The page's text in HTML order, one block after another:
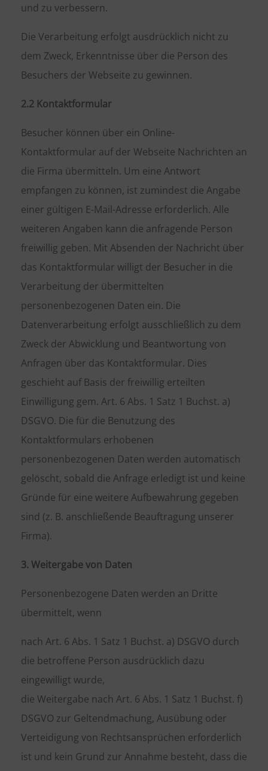
und zu verbessern.
Die Verarbeitung erfolgt ausdrücklich nicht zu
dem Zweck, Erkenntnisse über die Person des
Besuchers der Webseite zu gewinnen.
2.2 Kontaktformular
Besucher können über ein Online-
Kontaktformular auf der Webseite Nachrichten an
die Firma übermitteln. Um eine Antwort
empfangen zu können, ist zumindest die Angabe
einer gültigen E-Mail-Adresse erforderlich. Alle
weiteren Angaben kann die anfragende Person
freiwillig geben. Mit Absenden der Nachricht über
das Kontaktformular willigt der Besucher in die
Verarbeitung der übermittelten
personenbezogenen Daten ein. Die
Datenverarbeitung erfolgt ausschließlich zu dem
Zweck der Abwicklung und Beantwortung von
Anfragen über das Kontaktformular. Dies
geschieht auf Basis der freiwillig erteilten
Einwilligung gem. Art. 6 Abs. 1 Satz 1 Buchst. a)
DSGVO. Die für die Benutzung des
Kontaktformulars erhobenen
personenbezogenen Daten werden automatisch
gelöscht, sobald die Anfrage erledigt ist und keine
Gründe für eine weitere Aufbewahrung gegeben
sind (z. B. anschließende Beauftragung unserer
Firma).
3. Weitergabe von Daten
Personenbezogene Daten werden an Dritte
übermittelt, wenn
nach Art. 6 Abs. 1 Satz 1 Buchst. a) DSGVO durch
die betroffene Person ausdrücklich dazu
eingewilligt wurde,
die Weitergabe nach Art. 6 Abs. 1 Satz 1 Buchst. f)
DSGVO zur Geltendmachung, Ausübung oder
Verteidigung von Rechtsansprüchen erforderlich
ist und kein Grund zur Annahme besteht, dass die